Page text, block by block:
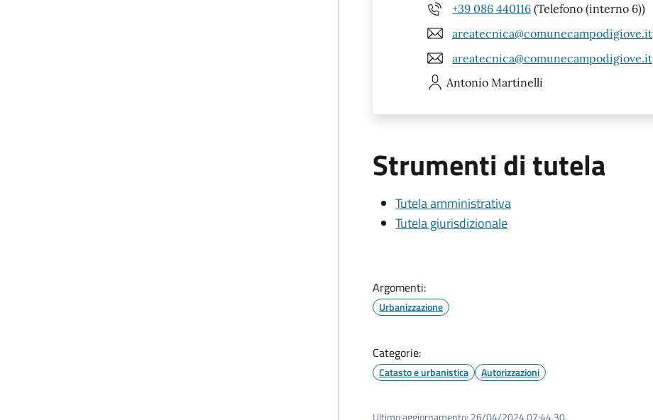
+39 086 440116 (Telefono (interno 6))
areatecnica@comunecampodigiove.it
areatecnica@comunecampodigiove.it
Antonio Martinelli
Strumenti di tutela
Tutela amministrativa
Tutela giurisdizionale
Argomenti:
Urbanizzazione
Categorie:
Catasto e urbanistica Autorizzazioni
Ultimo aggiornamento: 26/04/2024 07:44.30